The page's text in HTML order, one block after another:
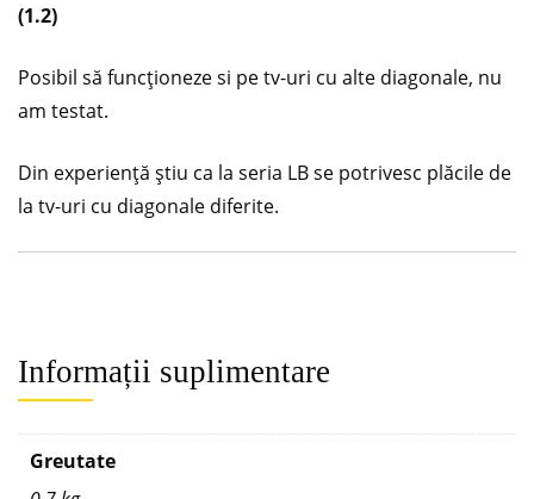
(1.2)
Posibil să funcționeze si pe tv-uri cu alte diagonale, nu
am testat.
Din experiență știu ca la seria LB se potrivesc plăcile de
la tv-uri cu diagonale diferite.
Informații suplimentare
Greutate